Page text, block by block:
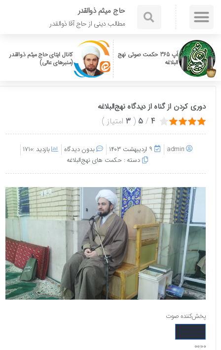
حاج میثم ذوالقدر
مطالب دینی از حاج آقا ذوالقدر
اَپ 365 حکمت صوتی نهج
البلاغه
کانال ایتای حاج میثم ذوالقدر
(منبرهای عالی)
دوری کردن از گناه از دیدگاه نهج‌البلاغه
4
/
5
(
3 امتیاز)
admin ۹ اردیبهشت ۱۴۰۳ بدون دیدگاه
بازدید :1710
دسته :حکمت های نهج‌البلاغه
پخش‌کننده صوت
00:00